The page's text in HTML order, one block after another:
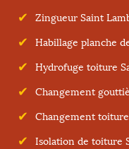
Zingueur Saint
Habillage planche
Hydrofuge toiture
Changement
Changement
Isolation de toiture